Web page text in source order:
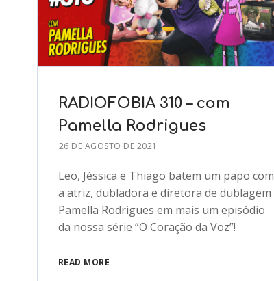
RADIOFOBIA 310 – com
Pamella Rodrigues
26 DE AGOSTO DE 2021
Leo, Jéssica e Thiago batem um papo com
a atriz, dubladora e diretora de dublagem
Pamella Rodrigues em mais um episódio
da nossa série “O Coração da Voz”!
READ MORE